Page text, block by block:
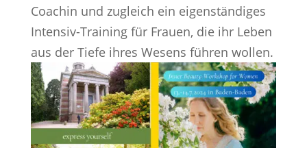
Coachin und zugleich ein eigenständiges
Intensiv-Training für Frauen, die ihr Leben
aus der Tiefe ihres Wesens führen wollen.